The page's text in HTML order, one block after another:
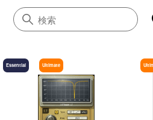
すべて
イコライザー
Ultimate
Essential